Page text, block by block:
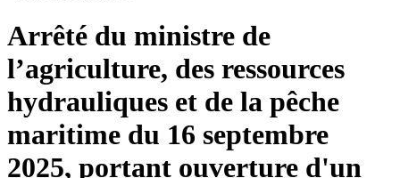
Arrêté du ministre de
l’agriculture, des ressources
hydrauliques et de la pêche
maritime du 16 septembre
2025, portant ouverture d'un